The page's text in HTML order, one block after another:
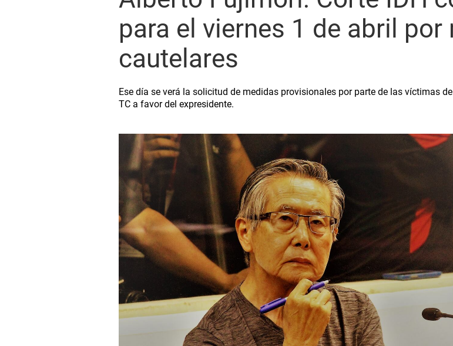
para el viernes 1 de abril por
cautelares
Ese día se verá la solicitud de medidas provisionales por parte de las víctimas
TC a favor del expresidente.